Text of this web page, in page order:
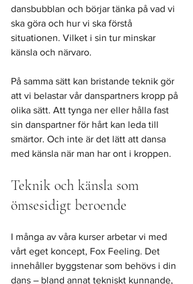
dansbubblan och börjar tänka på vad vi
ska göra och hur vi ska förstå
situationen. Vilket i sin tur minskar
känsla och närvaro.
På samma sätt kan bristande teknik gör
att vi belastar vår danspartners kropp på
olika sätt. Att tynga ner eller hålla fast
sin danspartner för hårt kan leda till
smärtor. Och inte är det lätt att dansa
med känsla när man har ont i kroppen.
Teknik och känsla som
ömsesidigt beroende
I många av våra kurser arbetar vi med
vårt eget koncept, Fox Feeling. Det
innehåller byggstenar som behövs i din
dans – bland annat tekniskt kunnande,